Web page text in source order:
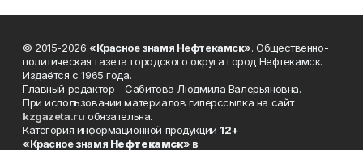
© 2015-2026 «Красное знамя Нефтекамск». Общественно-
политическая газета городского округа город Нефтекамск.
Издаётся с 1965 года.
Главный редактор - Сабитова Людмила Валерьяновна.
При использовании материалов гиперссылка на сайт
kzgazeta.ru обязательна.
Категория информационной продукции 12+
«Красное знамя Нефтекамск» в